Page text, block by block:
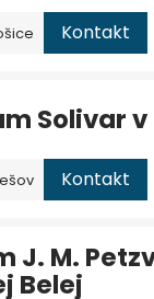
Kontakt
Solivar
Kontakt
J. M.
Belej